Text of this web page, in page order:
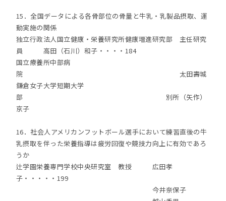
15．全国データによる各骨部位の骨量と牛乳・乳製品摂取、運
動実施の関係
独立行政法人国立健康・栄養研究所健康増進研究部 主任研究
員 高田（石川）和子・・・・184
国立療養所中部病
院 太田壽城
鎌倉女子大学短期大学
部 別所（矢作）
京子
16．社会人アメリカンフットボール選手において練習直後の牛
乳摂取を伴った栄養指導は疲労回復や競技力向上に有効であろ
うか
辻学園栄養専門学校中央研究室 教授 広田孝
子・・・・・199
今井奈保子